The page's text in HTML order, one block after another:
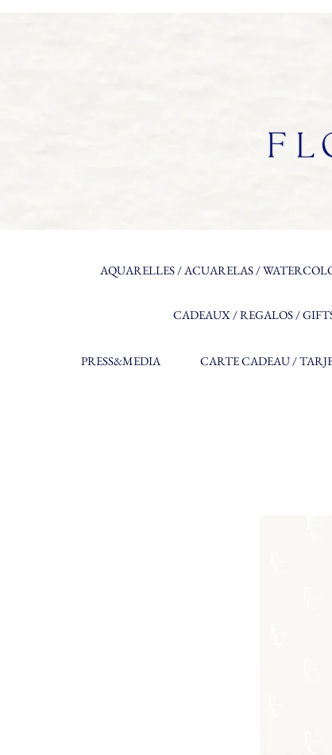
AQUARELLES / ACUARELAS /
CADEAUX / REGALOS /
PRESS&MEDIA CARTE CADEAU /